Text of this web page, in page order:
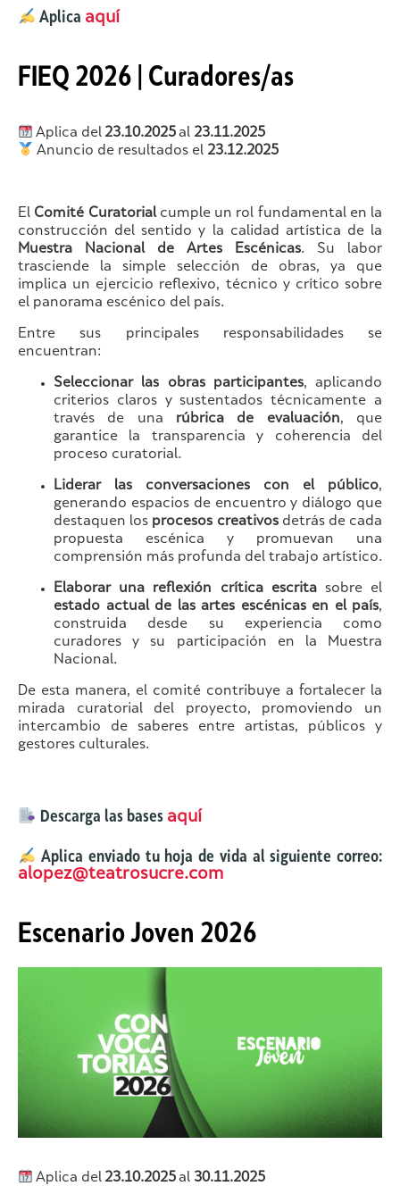
Aplica aquí
FIEQ 2026 | Curadores/as
Aplica del 23.10.2025 al 23.11.2025
Anuncio de resultados el 23.12.2025
El Comité Curatorialcumple un rol fundamental en la
construcción del sentido y la calidad artística de la
Muestra Nacional de Artes Escénicas. Su labor
trasciende la simple selección de obras, ya que
implica un ejercicio reflexivo, técnico y crítico sobre
el panorama escénico del país.
Entre sus principales responsabilidades se
encuentran:
Seleccionar las obras participantes, aplicando
criterios claros y sustentados técnicamente a
través de una rúbrica de evaluación, que
garantice la transparencia y coherencia del
proceso curatorial.
Liderar las conversaciones con el público,
generando espacios de encuentro y diálogo que
destaquen los procesos creativosdetrás de cada
propuesta escénica y promuevan una
comprensión más profunda del trabajo artístico.
Elaborar una reflexión crítica escritasobre el
estado actual de las artes escénicas en el país,
construida desde su experiencia como
curadores y su participación en la Muestra
Nacional.
De esta manera, el comité contribuye a fortalecer la
mirada curatorial del proyecto, promoviendo un
intercambio de saberes entre artistas, públicos y
gestores culturales.
Descarga las bases aquí
Aplica enviado tu hoja de vida al siguiente correo:
alopez@teatrosucre.com
Escenario Joven 2026
Aplica del 23.10.2025 al 30.11.2025